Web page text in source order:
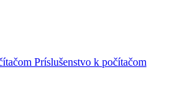
Príslušenstvo k počítačom